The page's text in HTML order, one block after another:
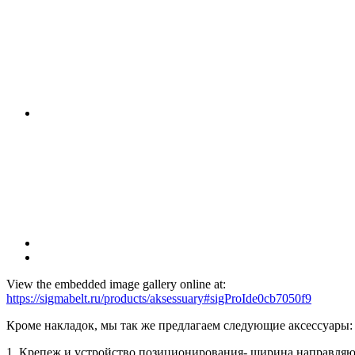
View the embedded image gallery online at:
https://sigmabelt.ru/products/aksessuary#sigProIde0cb7050f9
Кроме накладок, мы так же предлагаем следующие аксессуары: